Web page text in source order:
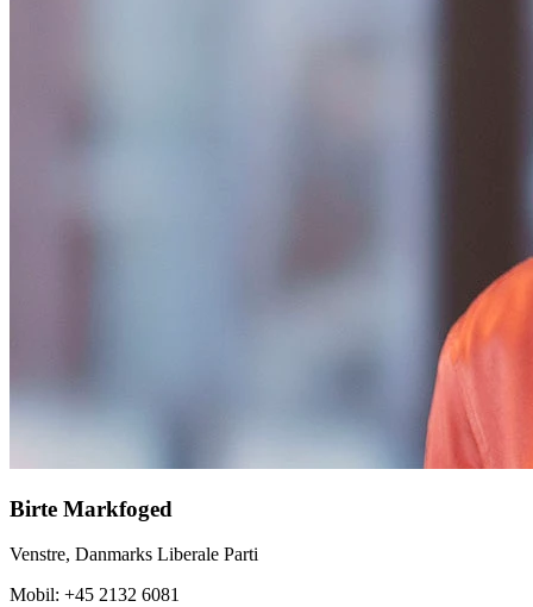
Birte Markfoged
Venstre, Danmarks Liberale Parti
Mobil: +45 2132 6081